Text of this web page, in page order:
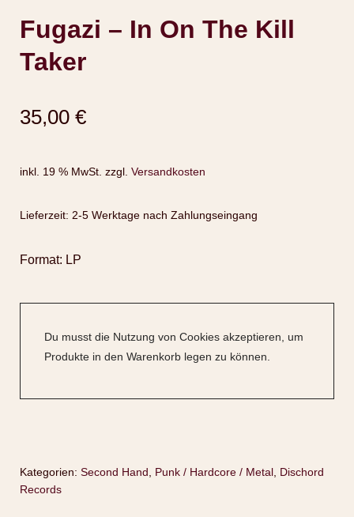
Fugazi ‎– In On The Kill
Taker
35,00 €
inkl. 19 % MwSt. zzgl. Versandkosten
Lieferzeit: 2-5 Werktage nach Zahlungseingang
Format: LP
Du musst die Nutzung von Cookies akzeptieren, um
Produkte in den Warenkorb legen zu können.
Kategorien: Second Hand Punk / Hardcore / Metal Dischord
Records